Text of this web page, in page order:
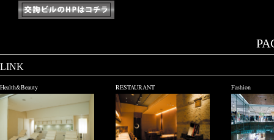
LINK
Health&Beauty RESTAURANT Fashion